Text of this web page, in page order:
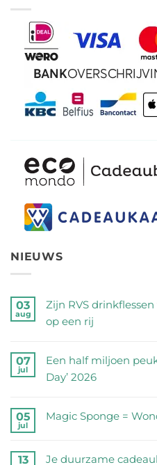
NIEUWS
03
aug
Zijn RVS
op een rij
reacties
op
drinkflessen
Wij
07
jul
Een half miljoen
Day’ 2026
reacties
05
jul
Magic Sponge =
reacties
13
Je duurzame